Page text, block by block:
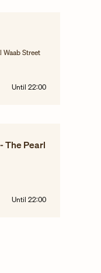
Street
Until 22:00
The Pearl
Until 22:00